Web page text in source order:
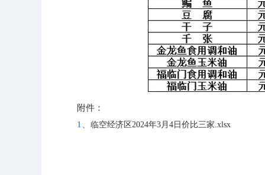
附件：
1、 临空经济区2024年3月4日价比三家.xlsx